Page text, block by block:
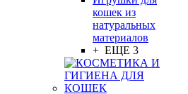
кошек из
натуральных
материалов
+ ЕЩЕ 3